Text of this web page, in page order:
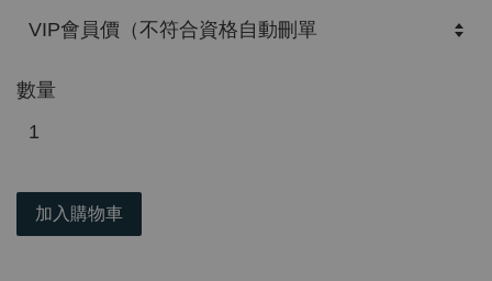
數量
加入購物車